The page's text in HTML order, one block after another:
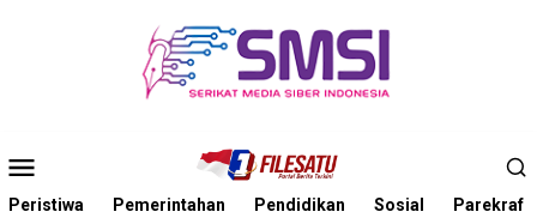
Mobile
Peristiwa Pemerintahan Pendidikan Sosial Parekraf